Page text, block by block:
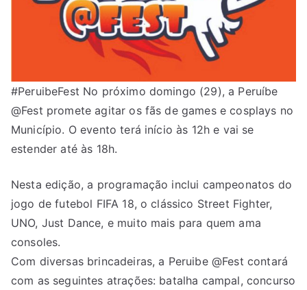
#PeruibeFest No próximo domingo (29), a Peruíbe
@Fest promete agitar os fãs de games e cosplays no
Município. O evento terá início às 12h e vai se
estender até às 18h.
Nesta edição, a programação inclui campeonatos do
jogo de futebol FIFA 18, o clássico Street Fighter,
UNO, Just Dance, e muito mais para quem ama
consoles.
Com diversas brincadeiras, a Peruibe @Fest contará
com as seguintes atrações: batalha campal, concurso